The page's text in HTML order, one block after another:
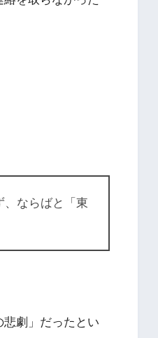
、ならばと「東
劇」だったとい